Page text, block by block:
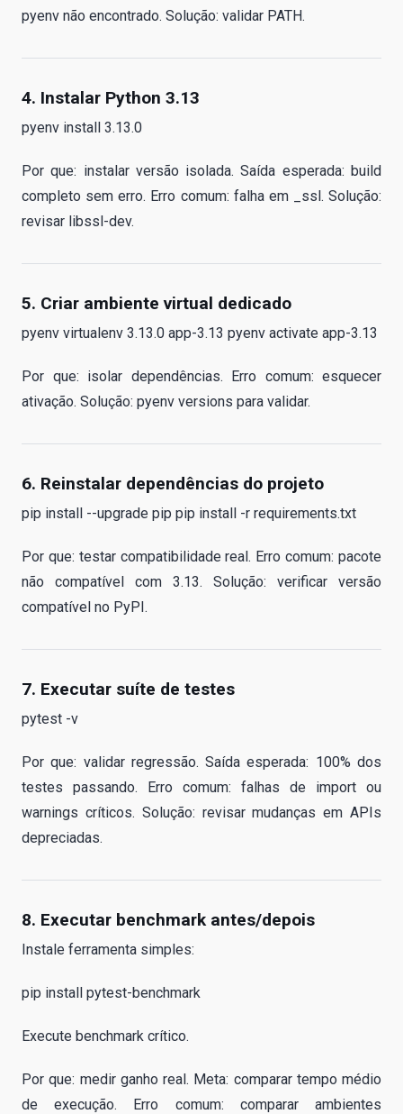
pyenv não encontrado. Solução: validar PATH.
4. Instalar Python 3.13
pyenv install 3.13.0
Por que: instalar versão isolada. Saída esperada: build
completo sem erro. Erro comum: falha em _ssl. Solução:
revisar libssl-dev.
5. Criar ambiente virtual dedicado
pyenv virtualenv 3.13.0 app-3.13 pyenv activate app-3.13
Por que: isolar dependências. Erro comum: esquecer
ativação. Solução: pyenv versions para validar.
6. Reinstalar dependências do projeto
pip install --upgrade pip pip install -r requirements.txt
Por que: testar compatibilidade real. Erro comum: pacote
não compatível com 3.13. Solução: verificar versão
compatível no PyPI.
7. Executar suíte de testes
pytest -v
Por que: validar regressão. Saída esperada: 100% dos
testes passando. Erro comum: falhas de import ou
warnings críticos. Solução: revisar mudanças em APIs
depreciadas.
8. Executar benchmark antes/depois
Instale ferramenta simples:
pip install pytest-benchmark
Execute benchmark crítico.
Por que: medir ganho real. Meta: comparar tempo médio
de execução. Erro comum: comparar ambientes